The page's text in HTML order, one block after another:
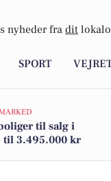
nyheder fra dit
SPORT
til salg i
til 3.495.000 kr